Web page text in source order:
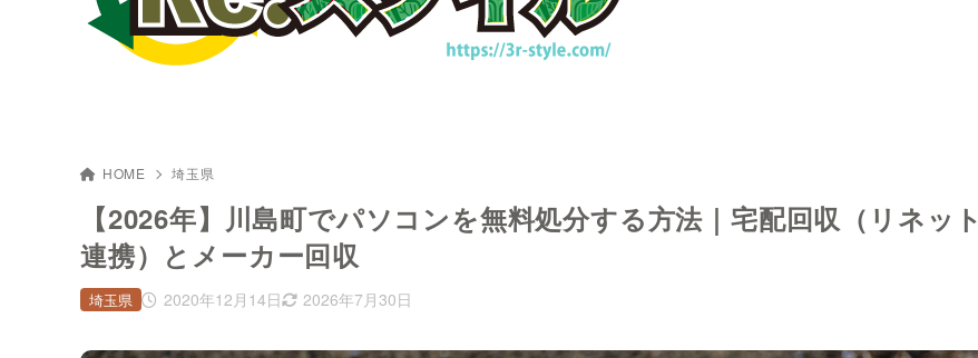
HOME 埼玉県
【2026年】川島町でパソコンを無料処分する方法｜宅配回収（リネット
連携）とメーカー回収
2020年12月14日 2026年7月30日
埼玉県